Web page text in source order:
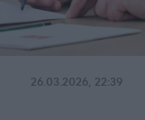
26.03.2026, 22:39